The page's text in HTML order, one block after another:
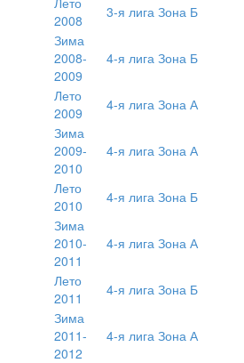
2008
3-я лига Зона Б
Зима
2008-
2009
4-я лига Зона Б
Лето
2009
4-я лига Зона А
Зима
2009-
2010
4-я лига Зона А
Лето
2010
4-я лига Зона Б
Зима
2010-
2011
4-я лига Зона А
Лето
2011
4-я лига Зона Б
Зима
2011-
2012
4-я лига Зона А